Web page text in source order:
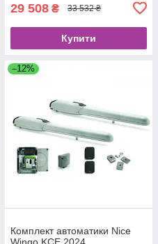
29 508 ₴ 33 532 ₴
Купити
–12%
Комплект автоматики Nice
Wingo KCE 2024